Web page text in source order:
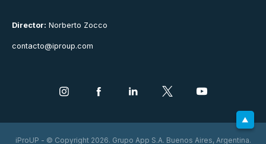
Director: Norberto Zocco
contacto@iproup.com
iProUP - © Copyright 2026. Grupo App S.A. Buenos Aires, Argentina.